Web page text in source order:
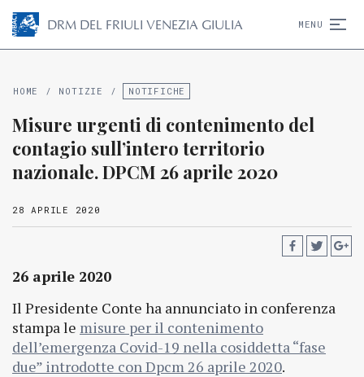
DRM DEL FRIULI VENEZIA GIULIA MENU
HOME / NOTIZIE / NOTIFICHE
Misure urgenti di contenimento del
contagio sull’intero territorio
nazionale. DPCM 26 aprile 2020
28 APRILE 2020
26 aprile 2020
Il Presidente Conte ha annunciato in conferenza
stampa le misure per il contenimento
dell’emergenza Covid-19 nella cosiddetta “fase
due” introdotte con Dpcm 26 aprile 2020.